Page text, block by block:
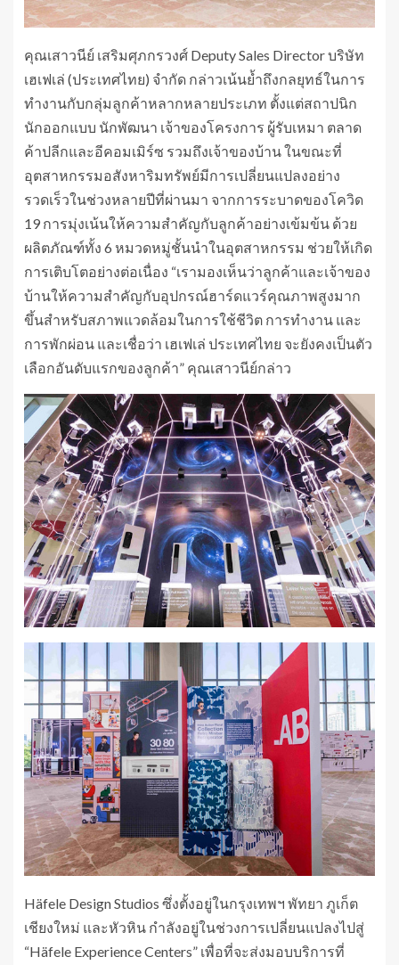
คุณเสาวนีย์ เสริมศุภกรวงศ์ Deputy Sales Director บริษัท
เฮเฟเล่ (ประเทศไทย) จำกัด กล่าวเน้นย้ำถึงกลยุทธ์ในการ
ทำงานกับกลุ่มลูกค้าหลากหลายประเภท ตั้งแต่สถาปนิก
นักออกแบบ นักพัฒนา เจ้าของโครงการ ผู้รับเหมา ตลาด
ค้าปลีกและอีคอมเมิร์ซ รวมถึงเจ้าของบ้าน ในขณะที่
อุตสาหกรรมอสังหาริมทรัพย์มีการเปลี่ยนแปลงอย่าง
รวดเร็วในช่วงหลายปีที่ผ่านมา จากการระบาดของโควิด
19 การมุ่งเน้นให้ความสำคัญกับลูกค้าอย่างเข้มข้น ด้วย
ผลิตภัณฑ์ทั้ง 6 หมวดหมู่ชั้นนำในอุตสาหกรรม ช่วยให้เกิด
การเติบโตอย่างต่อเนื่อง “เรามองเห็นว่าลูกค้าและเจ้าของ
บ้านให้ความสำคัญกับอุปกรณ์ฮาร์ดแวร์คุณภาพสูงมาก
ขึ้นสำหรับสภาพแวดล้อมในการใช้ชีวิต การทำงาน และ
การพักผ่อน และเชื่อว่า เฮเฟเล่ ประเทศไทย จะยังคงเป็นตัว
เลือกอันดับแรกของลูกค้า” คุณเสาวนีย์กล่าว
Häfele Design Studios ซึ่งตั้งอยู่ในกรุงเทพฯ พัทยา ภูเก็ต
เชียงใหม่ และหัวหิน กำลังอยู่ในช่วงการเปลี่ยนแปลงไปสู่
“Häfele Experience Centers” เพื่อที่จะส่งมอบบริการที่